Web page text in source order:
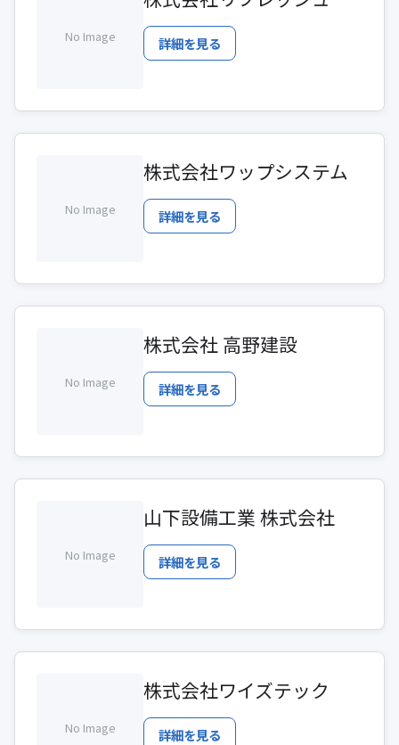
No Image 詳細を見る
No Image
株式会社ワップシステム
詳細を見る
No Image
株式会社 高野建設
詳細を見る
No Image
山下設備工業 株式会社
詳細を見る
No Image
株式会社ワイズテック
詳細を見る